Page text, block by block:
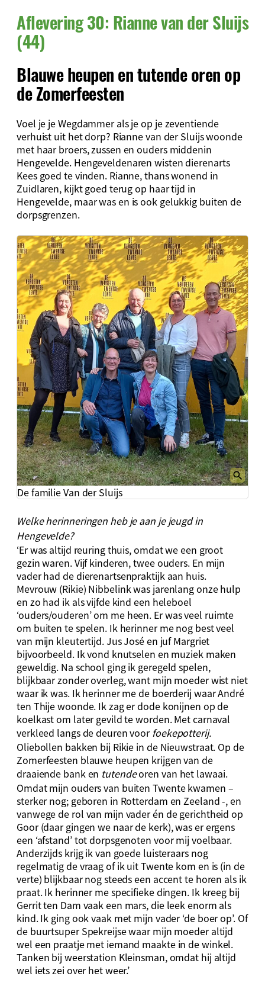
Aflevering 30: Rianne van der Sluijs
(44)
Blauwe heupen en tutende oren op
de Zomerfeesten
Voel je je Wegdammer als je op je zeventiende
verhuist uit het dorp? Rianne van der Sluijs woonde
met haar broers, zussen en ouders middenin
Hengevelde. Hengeveldenaren wisten dierenarts
Kees goed te vinden. Rianne, thans wonend in
Zuidlaren, kijkt goed terug op haar tijd in
Hengevelde, maar was en is ook gelukkig buiten de
dorpsgrenzen.
De familie Van der Sluijs
Welke herinneringen heb je aan je jeugd in
Hengevelde?
‘Er was altijd reuring thuis, omdat we een groot
gezin waren. Vijf kinderen, twee ouders. En mijn
vader had de dierenartsenpraktijk aan huis.
Mevrouw (Rikie) Nibbelink was jarenlang onze hulp
en zo had ik als vijfde kind een heleboel
‘ouders/ouderen’ om me heen. Er was veel ruimte
om buiten te spelen. Ik herinner me nog best veel
van mijn kleutertijd. Jus José en juf Margriet
bijvoorbeeld. Ik vond knutselen en muziek maken
geweldig. Na school ging ik geregeld spelen,
blijkbaar zonder overleg, want mijn moeder wist niet
waar ik was. Ik herinner me de boerderij waar André
ten Thije woonde. Ik zag er dode konijnen op de
koelkast om later gevild te worden. Met carnaval
verkleed langs de deuren voorfoekepotterij.
Oliebollen bakken bij Rikie in de Nieuwstraat. Op de
Zomerfeesten blauwe heupen krijgen van de
draaiende bank en tutendeoren van het lawaai.
Omdat mijn ouders van buiten Twente kwamen –
sterker nog; geboren in Rotterdam en Zeeland -, en
vanwege de rol van mijn vader én de gerichtheid op
Goor (daar gingen we naar de kerk), was er ergens
een ‘afstand’ tot dorpsgenoten voor mij voelbaar.
Anderzijds krijg ik van goede luisteraars nog
regelmatig de vraag of ik uit Twente kom en is (in de
verte) blijkbaar nog steeds een accent te horen als ik
praat. Ik herinner me specifieke dingen. Ik kreeg bij
Gerrit ten Dam vaak een mars, die leek enorm als
kind. Ik ging ook vaak met mijn vader ‘de boer op’. Of
de buurtsuper Spekreijse waar mijn moeder altijd
wel een praatje met iemand maakte in de winkel.
Tanken bij weerstation Kleinsman, omdat hij altijd
wel iets zei over het weer.’